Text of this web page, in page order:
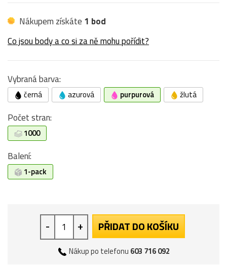
Nákupem získáte 1 bod
Co jsou body a co si za ně mohu pořídit?
Vybraná barva:
černá azurová purpurová žlutá
Počet stran:
1000
Balení:
1-pack
- + PŘIDAT DO KOŠÍKU
Nákup po telefonu 603 716 092